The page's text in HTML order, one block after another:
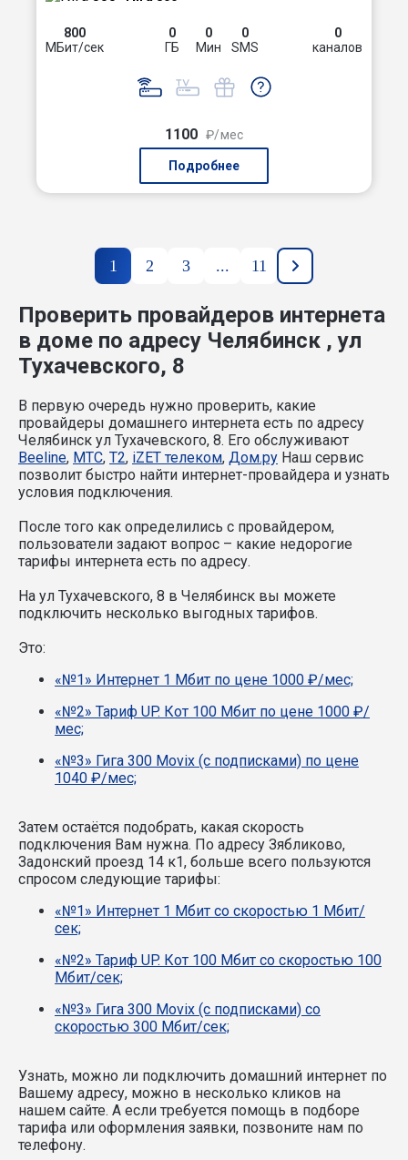
800
МБит/сек
0
ГБ
0
Мин
0
SMS
0
каналов
1100 ₽/мес
Подробнее
1 2 3 ... 11
Проверить провайдеров интернета
в доме по адресу Челябинск , ул
Тухачевского, 8
В первую очередь нужно проверить, какие
провайдеры домашнего интернета есть по адресу
Челябинск ул Тухачевского, 8. Его обслуживают
Beeline, МТС, T2, iZET телеком, Дом.ру Наш сервис
позволит быстро найти интернет-провайдера и узнать
условия подключения.
После того как определились с провайдером,
пользователи задают вопрос – какие недорогие
тарифы интернета есть по адресу.
На ул Тухачевского, 8 в Челябинск вы можете
подключить несколько выгодных тарифов.
Это:
«№1» Интернет 1 Мбит по цене 1000 ₽/мес;
«№2» Тариф UP. Кот 100 Мбит по цене 1000 ₽/
мес;
«№3» Гига 300 Movix (с подписками) по цене
1040 ₽/мес;
Затем остаётся подобрать, какая скорость
подключения Вам нужна. По адресу Зябликово,
Задонский проезд 14 к1, больше всего пользуются
спросом следующие тарифы:
«№1» Интернет 1 Мбит со скоростью 1 Мбит/
сек;
«№2» Тариф UP. Кот 100 Мбит со скоростью 100
Мбит/сек;
«№3» Гига 300 Movix (с подписками) со
скоростью 300 Мбит/сек;
Узнать, можно ли подключить домашний интернет по
Вашему адресу, можно в несколько кликов на
нашем сайте. А если требуется помощь в подборе
тарифа или оформления заявки, позвоните нам по
телефону.